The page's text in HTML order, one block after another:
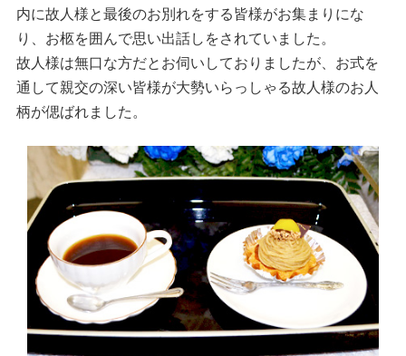
内に故人様と最後のお別れをする皆様がお集まりにな
り、お柩を囲んで思い出話しをされていました。
故人様は無口な方だとお伺いしておりましたが、お式を
通して親交の深い皆様が大勢いらっしゃる故人様のお人
柄が偲ばれました。